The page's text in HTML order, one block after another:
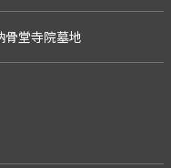
骨堂寺院墓地